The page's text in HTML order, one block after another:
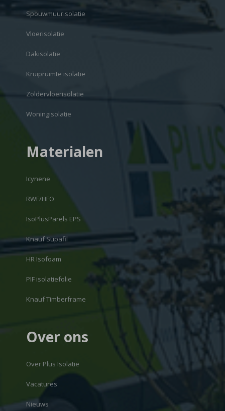
Spouwmuurisolatie
Vloerisolatie
Dakisolatie
Kruipruimte isolatie
Zoldervloerisolatie
Woningisolatie
Materialen
Icynene
RWF/HFO
IsoPlusParels EPS
Knauf Supafil
HR Isofoam
PIF isolatiefolie
Knauf Timberframe
Over ons
Over Plus Isolatie
Vacatures
Nieuws